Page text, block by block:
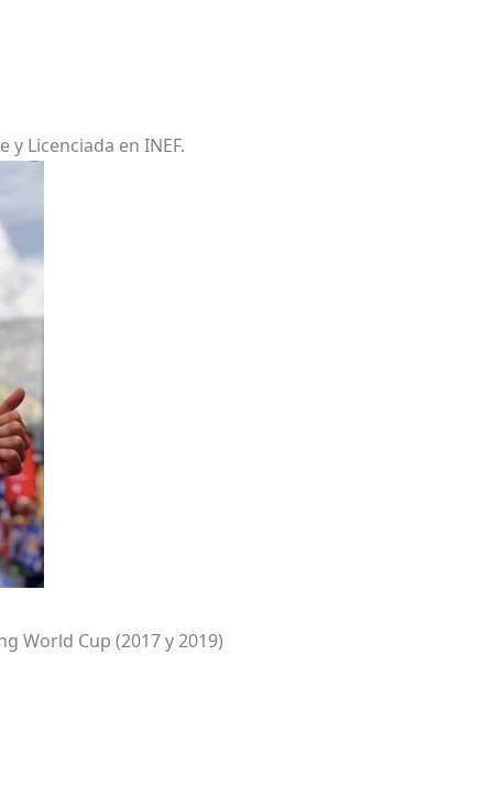
y Licenciada en INEF.
World Cup (2017 y 2019)